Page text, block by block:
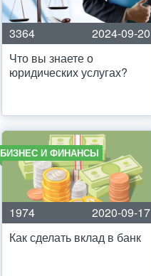
3364
2024-09-20
Что вы знаете о
юридических услугах?
БИЗНЕС И ФИНАНСЫ
1974
2020-09-17
Как сделать вклад в банк